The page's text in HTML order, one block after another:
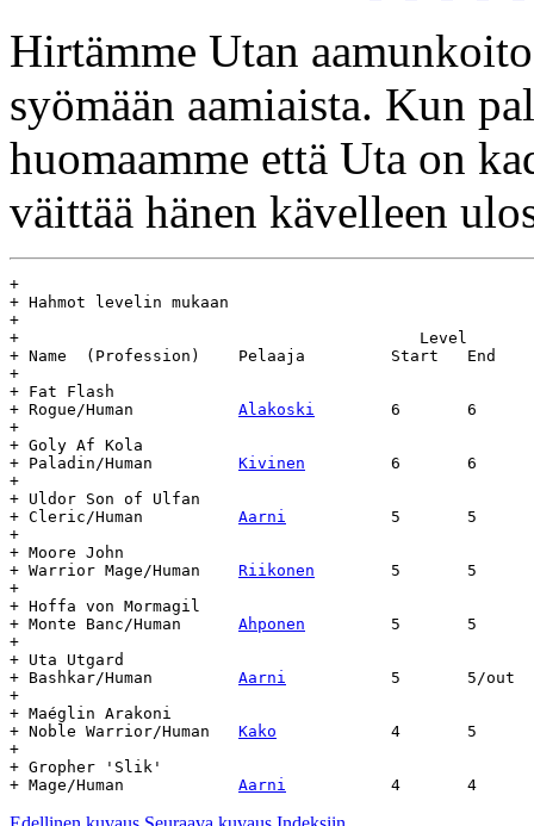
Hirtämme Utan
syömään aamiaista. Kun
huomaamme että Uta on
väittää hänen kävelleen
+
+ Hahmot levelin mukaan
+
+					   Level	    Day		Age
+ Name	(Profession)	Pelaaja		Start	End	Start	End	(days)
+
+ Fat Flash
Alakoski
+
+ Goly Af Kola
Kivinen
+
+ Uldor Son of Ulfan
Aarni
+
+ Moore John
Riikonen
+
+ Hoffa von Mormagil
Ahponen
+
+ Uta Utgard
Aarni
+
+ Maéglin Arakoni
Kako
+
+ Gropher 'Slik'
Aarni